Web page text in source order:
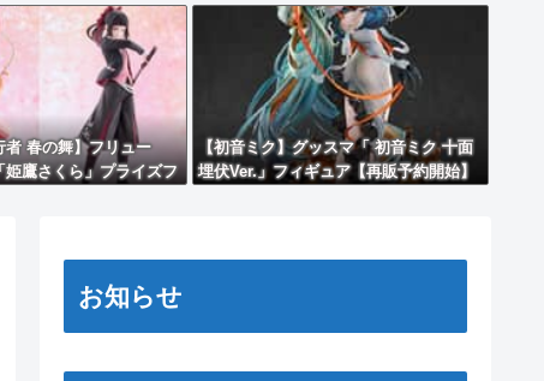
者 春の舞】フリュー
姫鷹さくら」プライズフ
【初音ミク】グッスマ「 初音ミク 十面
埋伏Ver.」フィギュア【再販予約開始】
お知らせ